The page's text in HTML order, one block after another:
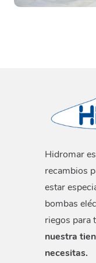
Elimina
minutos.
No
Hidromar
recambios
estar
bombas
riegos para
nuestra
necesitas.